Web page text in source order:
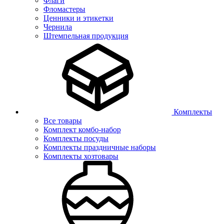
Фломастеры
Ценники и этикетки
Чернила
Штемпельная продукция
Комплекты
Все товары
Комплект комбо-набор
Комплекты посуды
Комплекты праздничные наборы
Комплекты хозтовары